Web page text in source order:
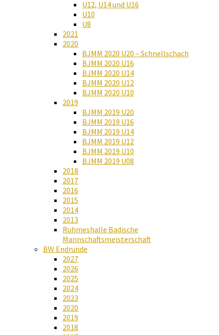
U12, U14 und U16
U10
U8
2021
2020
BJMM 2020 U20 – Schnellschach
BJMM 2020 U16
BJMM 2020 U14
BJMM 2020 U12
BJMM 2020 U10
2019
BJMM 2019 U20
BJMM 2019 U16
BJMM 2019 U14
BJMM 2019 U12
BJMM 2019 U10
BJMM 2019 U08
2018
2017
2016
2015
2014
2013
Ruhmeshalle Badische
Mannschaftsmeisterschaft
BW Endrunde
2027
2026
2025
2024
2023
2020
2019
2018